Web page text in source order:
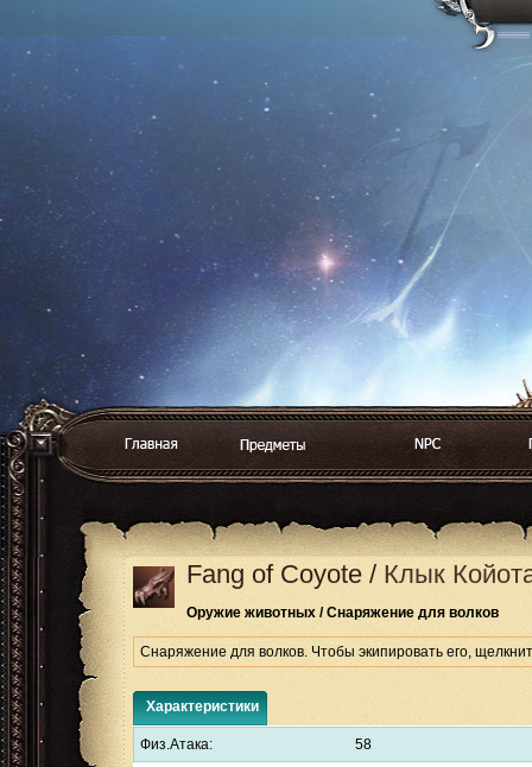
Fang of Coyote / Клык
Оружие животных / Снаряжение для волков
Снаряжение для волков. Чтобы экипировать его,
Характеристики
Физ.Атака: 58